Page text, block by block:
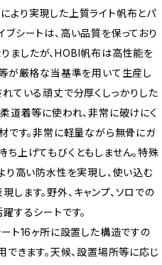
より実現した上質ライト帆布とパ
シートは、高い品質を保っており
ましたが、HOBI帆布は高性能を
等が厳格な当基準を用いて生産し
ている頑丈で分厚くしっかりした
道着等に使われ、非常に破けにく
です。非常に軽量ながら無骨にガ
上げてもびくともしません。特殊
り高い防水性を実現し、使い込む
ます。野外、キャンプ、ソロでの
するシートです。
16ヶ所に設置した構造ですの
できます。天候、設置場所等に応じ